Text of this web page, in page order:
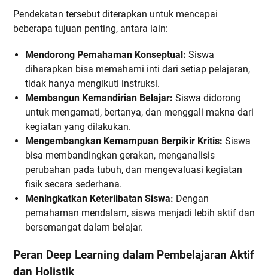
Pendekatan tersebut diterapkan untuk mencapai
beberapa tujuan penting, antara lain:
Mendorong Pemahaman Konseptual: Siswa
diharapkan bisa memahami inti dari setiap pelajaran,
tidak hanya mengikuti instruksi.
Membangun Kemandirian Belajar: Siswa didorong
untuk mengamati, bertanya, dan menggali makna dari
kegiatan yang dilakukan.
Mengembangkan Kemampuan Berpikir Kritis: Siswa
bisa membandingkan gerakan, menganalisis
perubahan pada tubuh, dan mengevaluasi kegiatan
fisik secara sederhana.
Meningkatkan Keterlibatan Siswa: Dengan
pemahaman mendalam, siswa menjadi lebih aktif dan
bersemangat dalam belajar.
Peran Deep Learning dalam Pembelajaran Aktif
dan Holistik